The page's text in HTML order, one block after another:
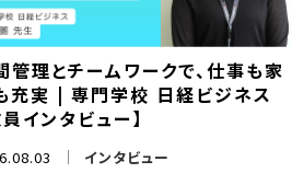
管理とチームワークで、仕事も家
充実 | 専門学校 日経ビジネス
員インタビュー】
インタビュー